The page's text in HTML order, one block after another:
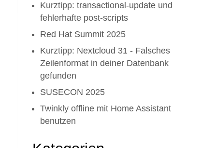
Kurztipp: transactional-update und
fehlerhafte post-scripts
Red Hat Summit 2025
Kurztipp: Nextcloud 31 - Falsches
Zeilenformat in deiner Datenbank
gefunden
SUSECON 2025
Twinkly offline mit Home Assistant
benutzen